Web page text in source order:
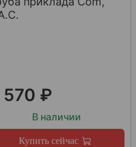
570 ₽
В наличии
Купить сейчас